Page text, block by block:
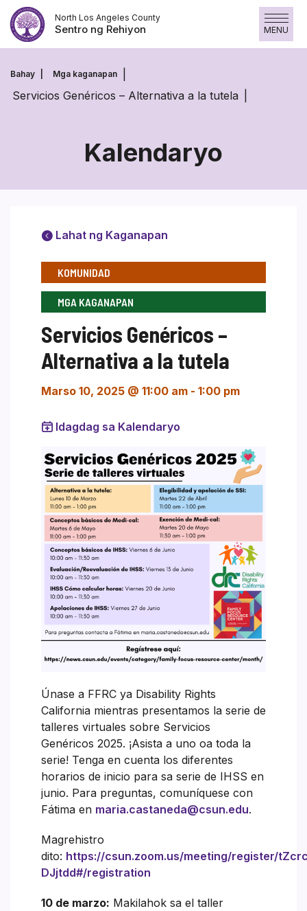
Laktawan
ang
nilalaman
North Los Angeles County
Sentro ng Rehiyon MENU
Bahay Mga kaganapan
Servicios Genéricos – Alternativa a la tutela
Kalendaryo
Lahat ng Kaganapan
KOMUNIDAD
MGA KAGANAPAN
Servicios Genéricos –
Alternativa a la tutela
Marso 10, 2025 @ 11:00 am - 1:00 pm
Idagdag sa Kalendaryo
Únase a FFRC ya Disability Rights
California mientras presentamos la serie de
talleres virtuales sobre Servicios
Genéricos 2025. ¡Asista a uno oa toda la
serie! Tenga en cuenta los diferentes
horarios de inicio para sa serie de IHSS en
junio. Para preguntas, comuníquese con
Fátima en maria.castaneda@csun.edu.
Magrehistro
dito: https://csun.zoom.us/meeting/register/
DJjtdd#/registration
10 de marzo: Makilahok sa el taller